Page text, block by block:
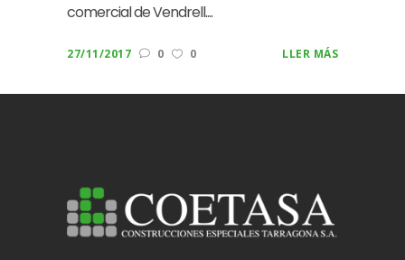
comercial de Vendrell....
27/11/2017 0 0 LLER MÁS